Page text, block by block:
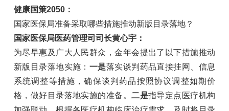
健康国策2050：
国家医保局准备采取哪些措施推动新版目录落地？
国家医保局医药管理司司长黄心宇：
为尽早惠及广大人民群众，金年会提出了以下措施推动
新版目录落地实施： 一是落实谈判药品直接挂网、信息
系统调整等措施，确保谈判药品按照协议调整如期价
格，做好目录落地实施的准备。二是指导定点医疗机构